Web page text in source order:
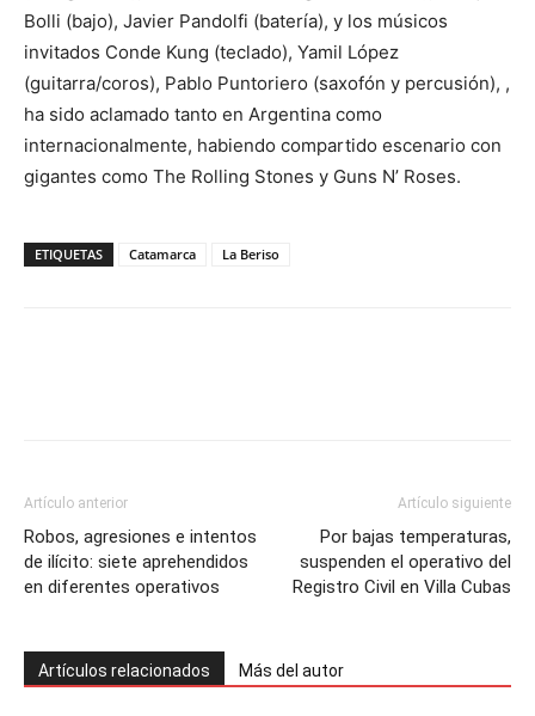
Bolli (bajo), Javier Pandolfi (batería), y los músicos
invitados Conde Kung (teclado), Yamil López
(guitarra/coros), Pablo Puntoriero (saxofón y percusión), ,
ha sido aclamado tanto en Argentina como
internacionalmente, habiendo compartido escenario con
gigantes como The Rolling Stones y Guns N’ Roses.
ETIQUETAS Catamarca La Beriso
Artículo anterior
Robos, agresiones e intentos
de ilícito: siete aprehendidos
en diferentes operativos
Artículo siguiente
Por bajas temperaturas,
suspenden el operativo del
Registro Civil en Villa Cubas
Artículos relacionados Más del autor